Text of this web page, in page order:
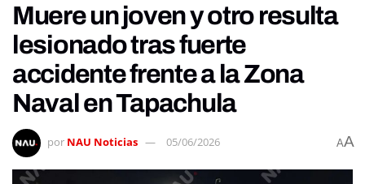
Muere un joven y otro resulta
lesionado tras fuerte
accidente frente a la Zona
Naval en Tapachula
por NAU Noticias 05/06/2026 AA